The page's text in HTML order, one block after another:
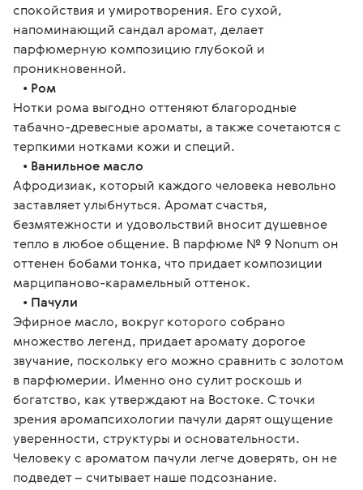
спокойствия и умиротворения. Его сухой,
напоминающий сандал аромат, делает
парфюмерную композицию глубокой и
проникновенной.
• Ром
Нотки рома выгодно оттеняют благородные
табачно-древесные ароматы, а также сочетаются с
терпкими нотками кожи и специй.
• Ванильное масло
Афродизиак, который каждого человека невольно
заставляет улыбнуться. Аромат счастья,
безмятежности и удовольствий вносит душевное
тепло в любое общение. В парфюме № 9 Nonum он
оттенен бобами тонка, что придает композиции
марципаново-карамельный оттенок.
• Пачули
Эфирное масло, вокруг которого собрано
множество легенд, придает аромату дорогое
звучание, поскольку его можно сравнить с золотом
в парфюмерии. Именно оно сулит роскошь и
богатство, как утверждают на Востоке. С точки
зрения аромапсихологии пачули дарят ощущение
уверенности, структуры и основательности.
Человеку с ароматом пачули легче доверять, он не
подведет – считывает наше подсознание.